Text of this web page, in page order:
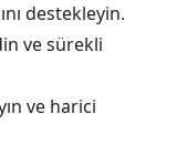
destekleyin.
ve sürekli
ve harici